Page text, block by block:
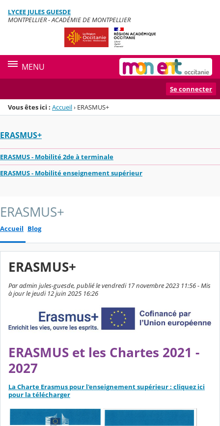
Menu de la rubrique
Contenu
LYCEE JULES GUESDE
MONTPELLIER - ACADÉMIE DE MONTPELLIER
MENU
Se connecter
Vous êtes ici : Accueil› ERASMUS+
ERASMUS+
ERASMUS - Mobilité 2de à terminale
ERASMUS - Mobilité enseignement supérieur
ERASMUS+
Accueil Blog
ERASMUS+
Par admin jules-guesde, publié le vendredi 17 novembre 2023 11:56 - Mis
à jour le jeudi 12 juin 2025 16:26
ERASMUS et les Chartes 2021 -
2027
La Charte Erasmus pour l'enseignement supérieur : cliquez ici
pour la télécharger